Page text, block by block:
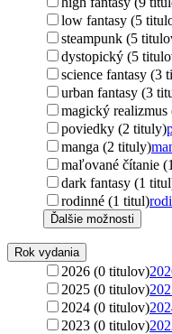
low fantasy (5
steampunk (5
dystopický (5
science fantasy (3
urban fantasy (3
magický
poviedky (2 tituly)
manga (2 tituly)
maľované čítanie
dark fantasy (1
rodinné (1 titul)
Ďalšie možnosti
Rok vydania
2026 (0 titulov)
2025 (0 titulov)
2024 (0 titulov)
2023 (0 titulov)